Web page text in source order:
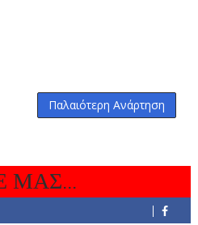
Παλαιότερη Ανάρτηση
ΜΑΣ...